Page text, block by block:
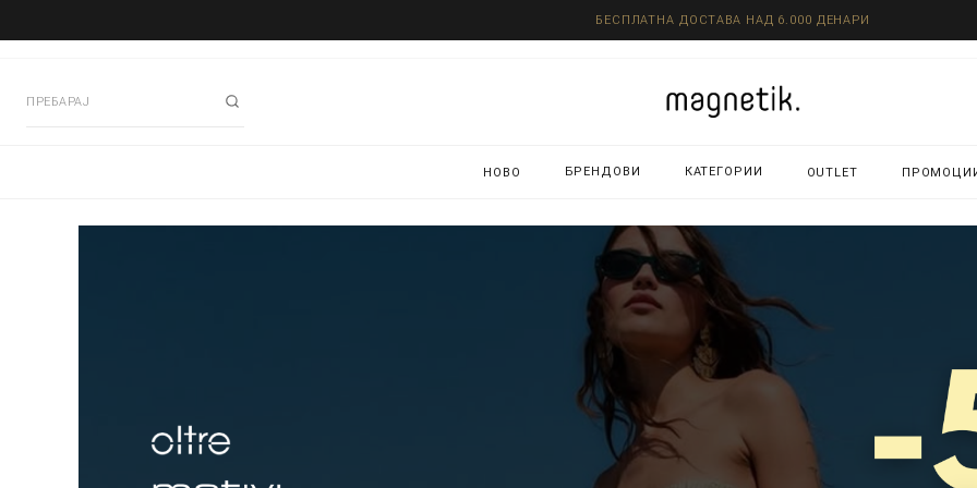
БЕСПЛАТНА ДОСТАВА НАД 6.000 ДЕНАРИ
НОВО БРЕНДОВИ КАТЕГОРИИ OUTLET